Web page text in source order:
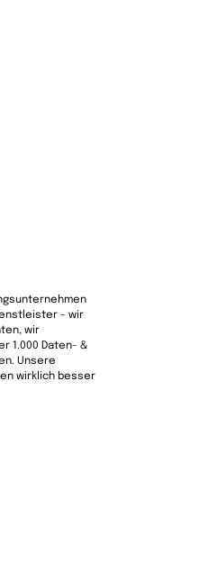
– wir
wir
1.000 Daten- &
Unsere
wirklich besser